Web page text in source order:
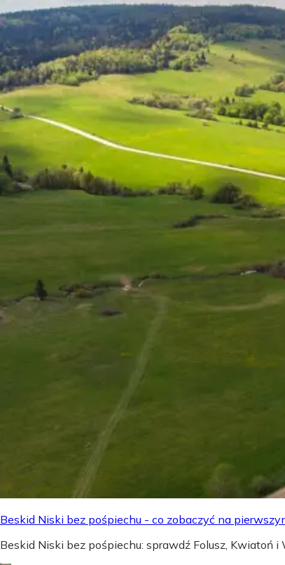
Beskid Niski bez pośpiechu - co zobaczyć na
Beskid Niski bez pośpiechu: sprawdź Folusz, Kwiatoń